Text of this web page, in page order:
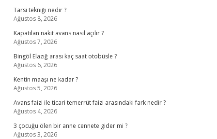
Tarsi tekniği nedir ?
Ağustos 8, 2026
Kapatılan nakit avans nasıl açılır ?
Ağustos 7, 2026
Bingöl Elazığ arası kaç saat otobüsle ?
Ağustos 6, 2026
Kentin maaşı ne kadar ?
Ağustos 5, 2026
Avans faizi ile ticari temerrüt faizi arasındaki fark nedir ?
Ağustos 4, 2026
3 çocuğu ölen bir anne cennete gider mi ?
Ağustos 3, 2026